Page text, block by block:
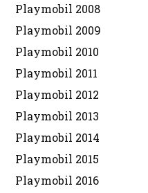
Playmobil 2008
Playmobil 2009
Playmobil 2010
Playmobil 2011
Playmobil 2012
Playmobil 2013
Playmobil 2014
Playmobil 2015
Playmobil 2016